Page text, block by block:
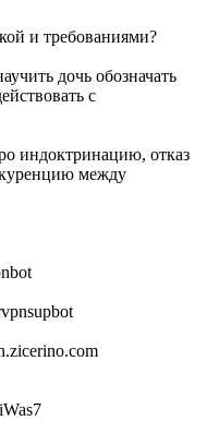
и требованиями?
дочь обозначать
с
индоктринацию, отказ
между